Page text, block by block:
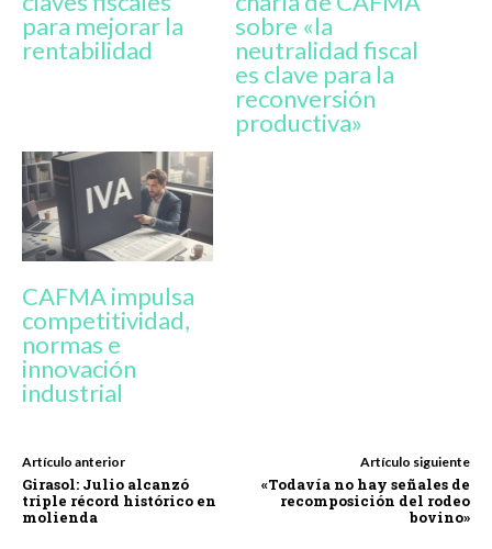
para mejorar la
rentabilidad
sobre «la
neutralidad fiscal
es clave para la
reconversión
productiva»
CAFMA impulsa
competitividad,
normas e
innovación
industrial
Artículo anterior
Girasol: Julio alcanzó
triple récord histórico en
molienda
Artículo siguiente
«Todavía no hay señales de
recomposición del rodeo
bovino»